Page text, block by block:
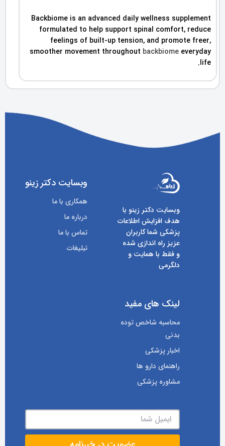
Backbiome is an advanced daily wellness supplement
formulated to help support spinal comfort, reduce
feelings of built-up tension, and promote freer,
smoother movement throughout backbiome everyday
life.
وبسایت دکتر زینو با
هدف افزایش اطلاعات
پزشکی شما کاربران
عزیز راه اندازی شده
و فقط با همایت و
دلگرمی
وبسایت دکتر زینو
همکاری با ما
درباره ما
تماس با ما
تبلیغات
لینک های مفید
محاسبه شاخص توده
بدنی
اخبار پزشکی
راهنمای دارو ها
مشاوره پزشکی